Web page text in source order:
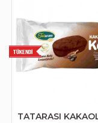
TATARASI